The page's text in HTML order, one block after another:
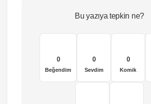
Bu yazıya tepkin ne?
0
Beğendim
0
Sevdim
0
Komik